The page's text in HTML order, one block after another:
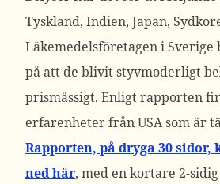
Tyskland, Indien, Japan,
Läkemedelsföretagen i
på att de blivit styvmoderligt
prismässigt. Enligt rapporten
erfarenheter från USA som är
Rapporten, på dryga 30 sidor,
ned här, med en kortare 2-